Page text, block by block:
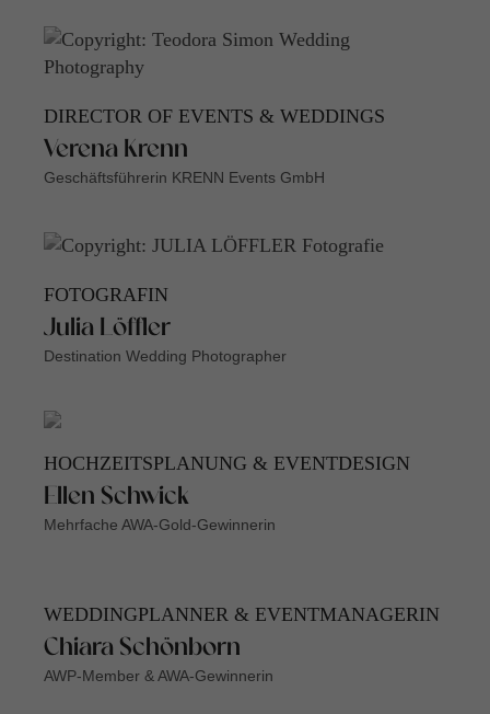
DIRECTOR OF EVENTS & WEDDINGS
Verena Krenn
Geschäftsführerin KRENN Events GmbH
FOTOGRAFIN
Julia Löffler
Destination Wedding Photographer
HOCHZEITSPLANUNG & EVENTDESIGN
Ellen Schwick
Mehrfache AWA-Gold-Gewinnerin
WEDDINGPLANNER & EVENTMANAGERIN
Chiara Schönborn
AWP-Member & AWA-Gewinnerin